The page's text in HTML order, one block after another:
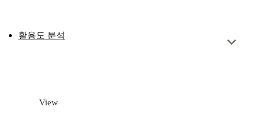
활용도 분석
View